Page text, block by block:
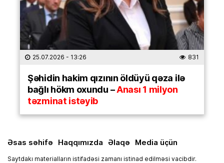
25.07.2026 - 13:26 831
Şəhidin hakim qızının öldüyü qəza ilə
bağlı hökm oxundu –Anası 1 milyon
təzminat istəyib
Əsas səhifə Haqqımızda Əlaqə Media üçün
Saytdakı materialların istifadəsi zamanı istinad edilməsi vacibdir.